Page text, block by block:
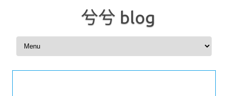
兮兮 blog
Skip to content